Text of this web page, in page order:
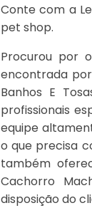
Conte com a
pet shop.
Procurou por
encontrada
Banhos E
profissionais
equipe
o que precisa
também
Cachorro
disposição do